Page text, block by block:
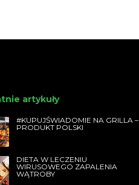
artykuły
#KUPUJŚWIADOMIE NA GRILLA –
PRODUKT POLSKI
DIETA W LECZENIU
WIRUSOWEGO ZAPALENIA
WĄTROBY